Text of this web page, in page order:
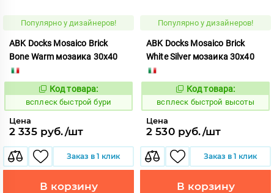
Популярно у дизайнеров!
ABK Docks Mosaico Brick
Bone Warm мозаика 30x40
235380
Код товара:
всплеск быстрой бури
Цена
2 335 руб./шт
Заказ в 1 клик
В корзину
Популярно у дизайнеров!
ABK Docks Mosaico Brick
White Silver мозаика 30x40
235382
Код товара:
всплеск быстрой высоты
Цена
2 530 руб./шт
Заказ в 1 клик
В корзину